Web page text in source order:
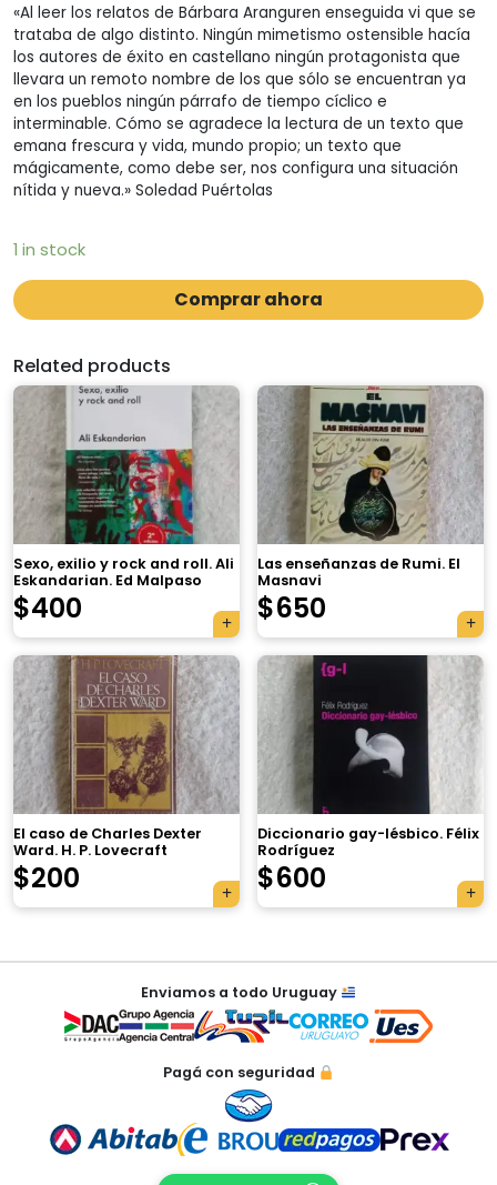
«Al leer los relatos de Bárbara Aranguren enseguida vi que se
trataba de algo distinto. Ningún mimetismo ostensible hacía
los autores de éxito en castellano ningún protagonista que
llevara un remoto nombre de los que sólo se encuentran ya
en los pueblos ningún párrafo de tiempo cíclico e
interminable. Cómo se agradece la lectura de un texto que
emana frescura y vida, mundo propio; un texto que
mágicamente, como debe ser, nos configura una situación
nítida y nueva.» Soledad Puértolas
1 in stock
Comprar ahora
Related products
Sexo, exilio y rock and roll. Ali
Eskandarian. Ed Malpaso
$400
Las enseñanzas de Rumi. El
Masnavi
$650
El caso de Charles Dexter
Ward. H. P. Lovecraft
$200
Diccionario gay-lésbico. Félix
Rodríguez
$600
Navegación
entradas
Enviamos a todo Uruguay
Pagá con seguridad
×
Tu carrito está vacío.
automáticamente.